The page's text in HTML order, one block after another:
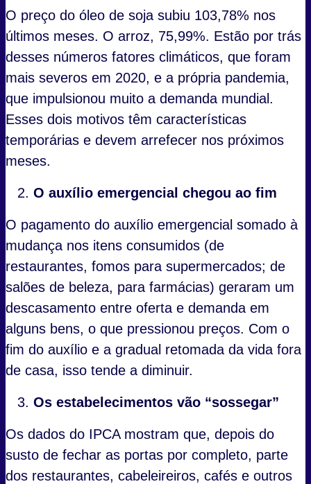
O preço do óleo de soja subiu 103,78% nos
últimos meses. O arroz, 75,99%. Estão por trás
desses números fatores climáticos, que foram
mais severos em 2020, e a própria pandemia,
que impulsionou muito a demanda mundial.
Esses dois motivos têm características
temporárias e devem arrefecer nos próximos
meses.
O auxílio emergencial chegou ao fim
O pagamento do auxílio emergencial somado à
mudança nos itens consumidos (de
restaurantes, fomos para supermercados; de
salões de beleza, para farmácias) geraram um
descasamento entre oferta e demanda em
alguns bens, o que pressionou preços. Com o
fim do auxílio e a gradual retomada da vida fora
de casa, isso tende a diminuir.
Os estabelecimentos vão “sossegar”
Os dados do IPCA mostram que, depois do
susto de fechar as portas por completo, parte
dos restaurantes, cabeleireiros, cafés e outros